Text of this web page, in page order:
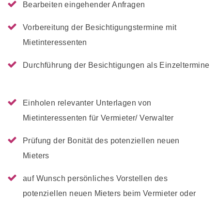
Bearbeiten eingehender Anfragen
Vorbereitung der Besichtigungstermine mit
Mietinteressenten
Durchführung der Besichtigungen als Einzeltermine
Einholen relevanter Unterlagen von
Mietinteressenten für Vermieter/ Verwalter
Prüfung der Bonität des potenziellen neuen
Mieters
auf Wunsch persönliches Vorstellen des
potenziellen neuen Mieters beim Vermieter oder